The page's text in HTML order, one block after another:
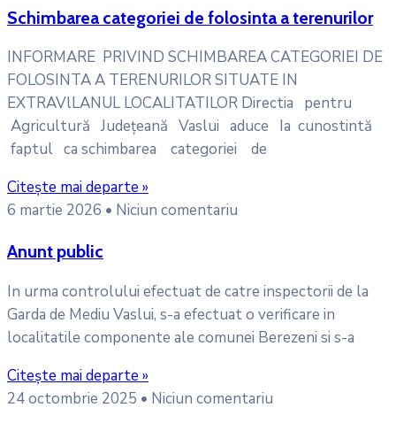
Schimbarea categoriei de folosinta a terenurilor
INFORMARE PRIVIND SCHIMBAREA CATEGORIEI DE
FOLOSINTA A TERENURILOR SITUATE IN
EXTRAVlLANUL LOCALITATILOR Directia pentru
Agricultură Județeană Vaslui aduce Ia cunostintă
faptul ca schimbarea categoriei de
Citește mai departe »
6 martie 2026
Niciun comentariu
Anunt public
In urma controlului efectuat de catre inspectorii de la
Garda de Mediu Vaslui, s-a efectuat o verificare in
localitatile componente ale comunei Berezeni si s-a
Citește mai departe »
24 octombrie 2025
Niciun comentariu